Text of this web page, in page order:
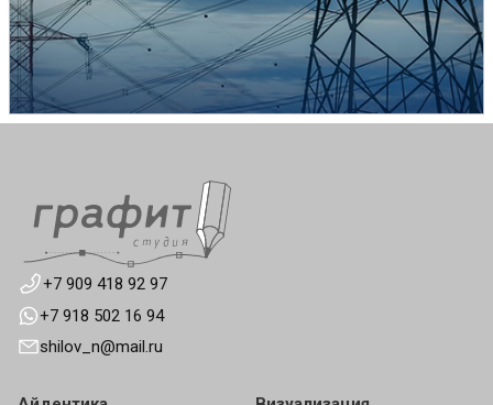
+7 909 418 92 97
+7 918 502 16 94
shilov_n@mail.ru